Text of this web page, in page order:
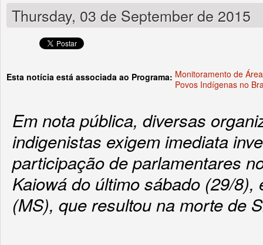
Thursday, 03 de September de 2015
Esta notícia está associada ao Programa: Monitoramento de
Povos Indígenas no
Em nota pública, diversas
indigenistas exigem imediata
participação de parlamentares
Kaiowá do último sábado (29/8),
(MS), que resultou na morte de